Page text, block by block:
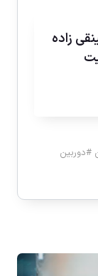
زاده
#دوربين